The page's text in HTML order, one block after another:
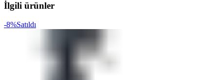
İlgili ürünler
-8%Satıldı